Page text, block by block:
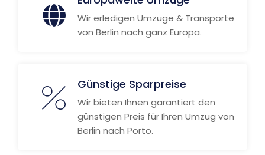
Wir erledigen Umzüge & Transporte
von Berlin nach ganz Europa.
Günstige Sparpreise
Wir bieten Ihnen garantiert den
günstigen Preis für Ihren Umzug von
Berlin nach Porto.